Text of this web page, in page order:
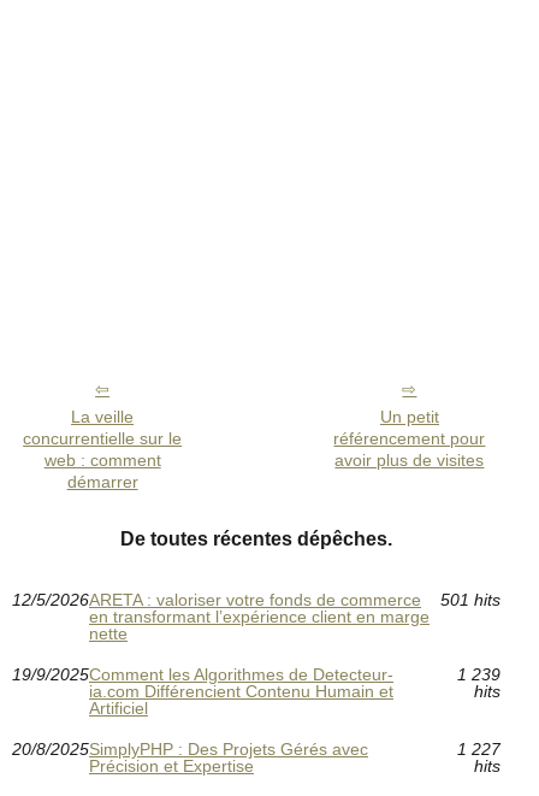
La veille
concurrentielle sur le
web : comment
démarrer
Un petit
référencement pour
avoir plus de visites
De toutes récentes dépêches.
12/5/2026ARETA : valoriser votre fonds de commerce
en transformant l’expérience client en marge
nette
501 hits
19/9/2025Comment les Algorithmes de Detecteur-
ia.com Différencient Contenu Humain et
Artificiel
1 239
hits
20/8/2025SimplyPHP : Des Projets Gérés avec
Précision et Expertise
1 227
hits